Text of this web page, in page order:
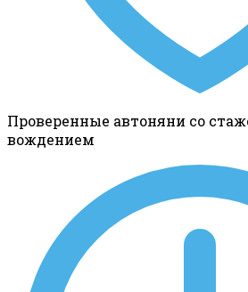
Проверенные автоняни со
вождением